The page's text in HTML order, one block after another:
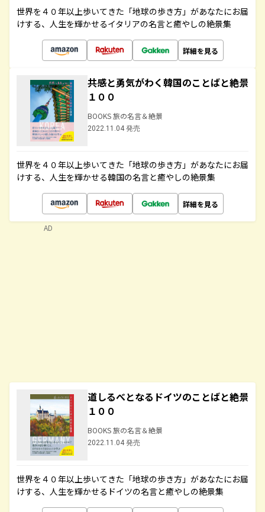
世界を４０年以上歩いてきた「地球の歩き方」があなたにお届
けする、人生を輝かせるイタリアの名言と癒やしの絶景集
詳細を見る
共感と勇気がわく韓国のことばと絶景
１００
BOOKS 旅の名言＆絶景
2022.11.04 発売
世界を４０年以上歩いてきた「地球の歩き方」があなたにお届
けする、人生を輝かせる韓国の名言と癒やしの絶景集
詳細を見る
道しるべとなるドイツのことばと絶景
１００
BOOKS 旅の名言＆絶景
2022.11.04 発売
世界を４０年以上歩いてきた「地球の歩き方」があなたにお届
けする、人生を輝かせるドイツの名言と癒やしの絶景集
AD